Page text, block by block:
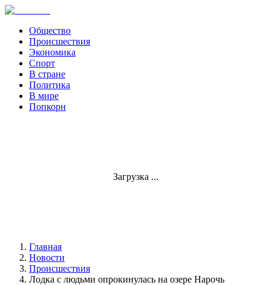
Общество
Происшествия
Экономика
Спорт
В стране
Политика
В мире
Попкорн
Загрузка ...
Главная
Новости
Происшествия
Лодка с людьми опрокинулась на озере Нарочь